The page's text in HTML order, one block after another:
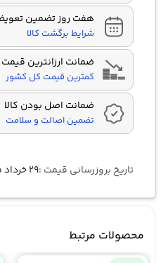
هفت روز تضمین
شرایط برگشت کالا
ضمانت ارزانترین قیمت
کمترین قیمت کل کشور
ضمانت اصل بودن کالا
تضمین اصالت و سلامت
تاریخ بروزرسانی قیمت :۲۹ خرداد ۱۴۰۵
محصولات مرتبط